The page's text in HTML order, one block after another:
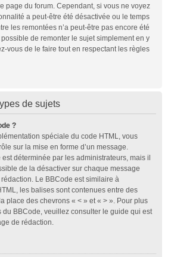
page du forum. Cependant, si vous ne voyez
a peut-être été désactivée ou le temps
les remontées n’a peut-être pas encore été
de remonter le sujet simplement en y
vous de le faire tout en respectant les règles
de sujets
?
spéciale du code HTML, vous
sur la mise en forme d’un message.
est déterminée par les administrateurs, mais il
de la désactiver sur chaque message
Le BBCode est similaire à
les balises sont contenues entre des
place des chevrons « < » et « > ». Pour plus
du BBCode, veuillez consulter le guide qui est
de rédaction.